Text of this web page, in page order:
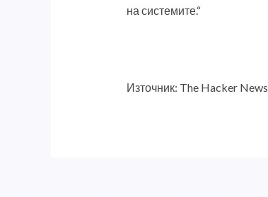
на системите.“
Източник: The Hacker News